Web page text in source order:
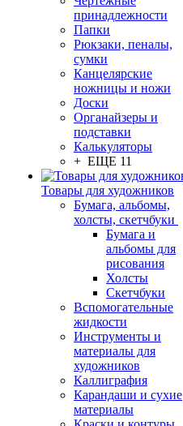
принадлежности
Папки
Рюкзаки, пеналы,
сумки
Канцелярские
ножницы и ножи
Доски
Органайзеры и
подставки
Калькуляторы
+ ЕЩЕ 11
Товары для художников
Бумага, альбомы,
холсты, скетчбуки
Бумага и
альбомы для
рисования
Холсты
Скетчбуки
Вспомогательные
жидкости
Инструменты и
материалы для
художников
Каллиграфия
Карандаши и сухие
материалы